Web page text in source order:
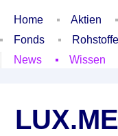
Home Aktien
Fonds
Rohstoffe
News
Wissen